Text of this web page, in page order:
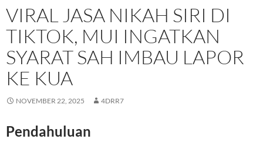
VIRAL JASA NIKAH SIRI DI
TIKTOK, MUI INGATKAN
SYARAT SAH IMBAU LAPOR
KE KUA
NOVEMBER 22, 2025 4DRR7
Pendahuluan